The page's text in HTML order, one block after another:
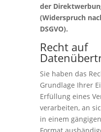
der
(Widerspruch
DSGVO).
Recht auf
Sie haben das
Grundlage Ihrer
Erfüllung eines
verarbeiten, an
in einem